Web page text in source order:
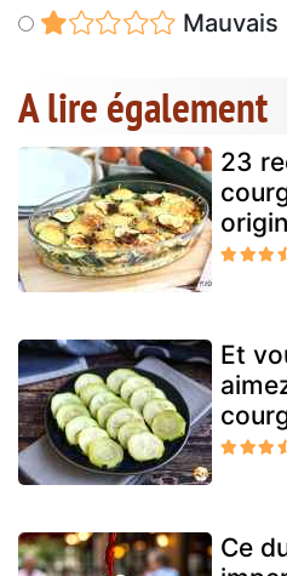
Mauvais
A lire également
23
Et
Ce